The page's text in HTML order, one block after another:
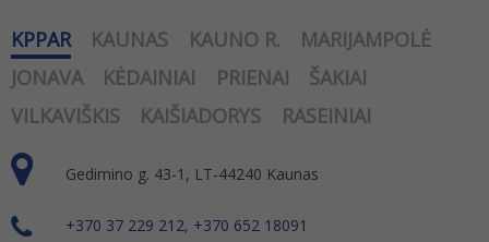
KPPAR KAUNAS KAUNO R.
MARIJAMPOLĖ
JONAVA
KĖDAINIAI PRIENAI
ŠAKIAI
VILKAVIŠKIS
KAIŠIADORYS RASEINIAI
Gedimino g. 43-1, LT-44240 Kaunas
+370 37 229 212, +370 652 18091